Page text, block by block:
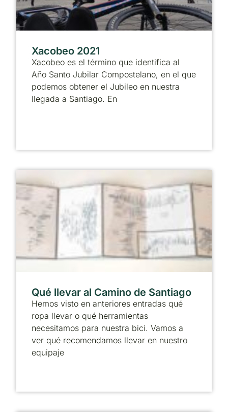
Xacobeo 2021
Xacobeo es el término que identifica al
Año Santo Jubilar Compostelano, en el que
podemos obtener el Jubileo en nuestra
llegada a Santiago. En
Qué llevar al Camino de Santiago
Hemos visto en anteriores entradas qué
ropa llevar o qué herramientas
necesitamos para nuestra bici. Vamos a
ver qué recomendamos llevar en nuestro
equipaje